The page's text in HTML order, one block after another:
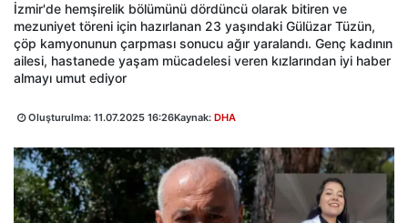
İzmir'de hemşirelik bölümünü dördüncü olarak bitiren ve
mezuniyet töreni için hazırlanan 23 yaşındaki Gülüzar Tüzün,
çöp kamyonunun çarpması sonucu ağır yaralandı. Genç kadının
ailesi, hastanede yaşam mücadelesi veren kızlarından iyi haber
almayı umut ediyor
Oluşturulma: 11.07.2025 16:26Kaynak: DHA